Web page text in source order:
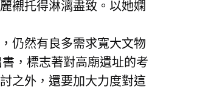
襯托得淋漓盡致。以她嫻
仍然有良多需求寬大文物
，標志著對高廟遺址的考
之外，還要加大力度對這